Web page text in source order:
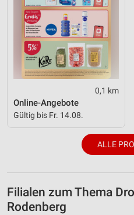
0,1 km
Online-Angebote
Gültig bis Fr. 14.08.
ALLE
Filialen zum Thema
Rodenberg